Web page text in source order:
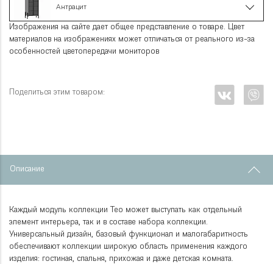
Антрацит
Изображения на сайте дает общее представление о товаре. Цвет
материалов на изображениях может отличаться от реального из-за
особенностей цветопередачи мониторов
Поделиться этим товаром:
Описание
Каждый модуль коллекции Тео может выступать как отдельный
элемент интерьера, так и в составе набора коллекции.
Универсальный дизайн, базовый функционал и малогабаритность
обеспечивают коллекции широкую область применения каждого
изделия: гостиная, спальня, прихожая и даже детская комната.